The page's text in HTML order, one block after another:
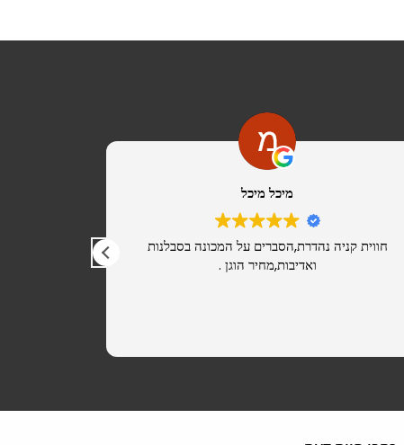
מיכל מיכל
חווית קניה נהדרת,הסברים על המכונה בסבלנות
ואדיבות,מחיר הוגן .